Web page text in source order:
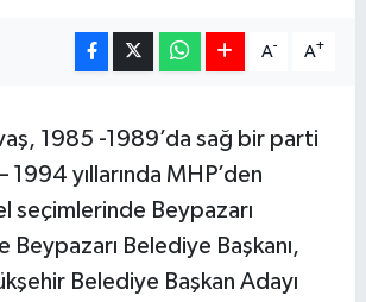
A- A+
1985 -1989’da sağ bir parti
1994 yıllarında MHP’den
seçimlerinde Beypazarı
Belediye Başkanı,
Belediye Başkan Adayı